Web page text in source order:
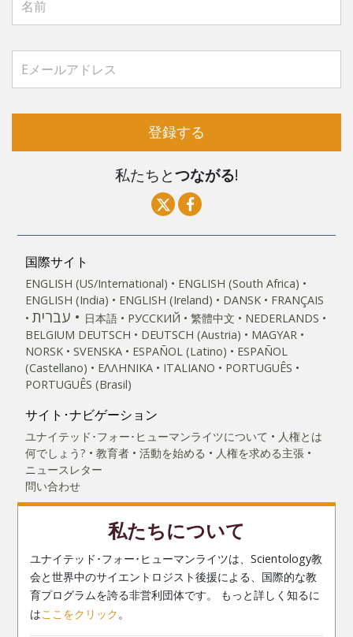
登録する
私たちとつながる!
国際サイト
ENGLISH (US/International)
ENGLISH (South Africa)
ENGLISH (India)
ENGLISH (Ireland) DANSK FRANÇAIS
עברית 日本語 РУССКИЙ 繁體中文
NEDERLANDS
BELGIUM DEUTSCH DEUTSCH (Austria)
MAGYAR
NORSK
SVENSKA ESPAÑOL (Latino)
ESPAÑOL
(Castellano)
ΕΛΛΗΝΙΚA ITALIANO
PORTUGUÊS
PORTUGUÊS (Brasil)‎
サイト･ナビゲーション
ユナイテッド･フォー･ヒューマンライツについて
人権とは
何でしょう?
教育者 活動を始める
人権を求める主張
ニュースレター
問い合わせ
私たちについて
ユナイテッド･フォー･ヒューマンライツは、Scientology教
会と世界中のサイエントロジスト後援による、国際的な教
育プログラムを誇る非営利団体です。 もっと詳しく知るに
はここをクリック。